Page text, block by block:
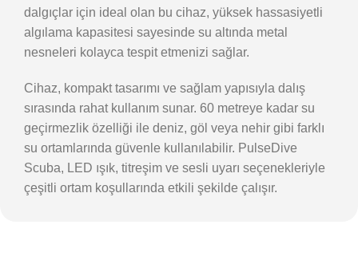
dalgıçlar için ideal olan bu cihaz, yüksek hassasiyetli
algılama kapasitesi sayesinde su altında metal
nesneleri kolayca tespit etmenizi sağlar.
Cihaz, kompakt tasarımı ve sağlam yapısıyla dalış
sırasında rahat kullanım sunar. 60 metreye kadar su
geçirmezlik özelliği ile deniz, göl veya nehir gibi farklı
su ortamlarında güvenle kullanılabilir. PulseDive
Scuba, LED ışık, titreşim ve sesli uyarı seçenekleriyle
çeşitli ortam koşullarında etkili şekilde çalışır.